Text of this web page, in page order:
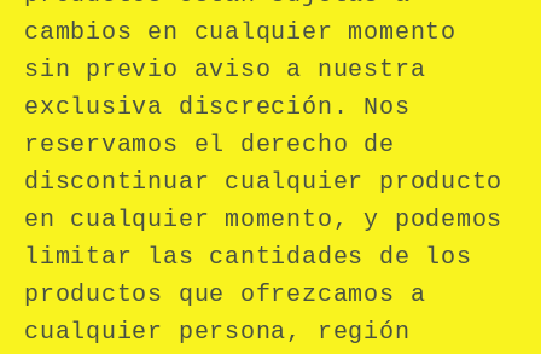
cambios en cualquier momento
sin previo aviso a nuestra
exclusiva discreción. Nos
reservamos el derecho de
discontinuar cualquier producto
en cualquier momento, y podemos
limitar las cantidades de los
productos que ofrezcamos a
cualquier persona, región